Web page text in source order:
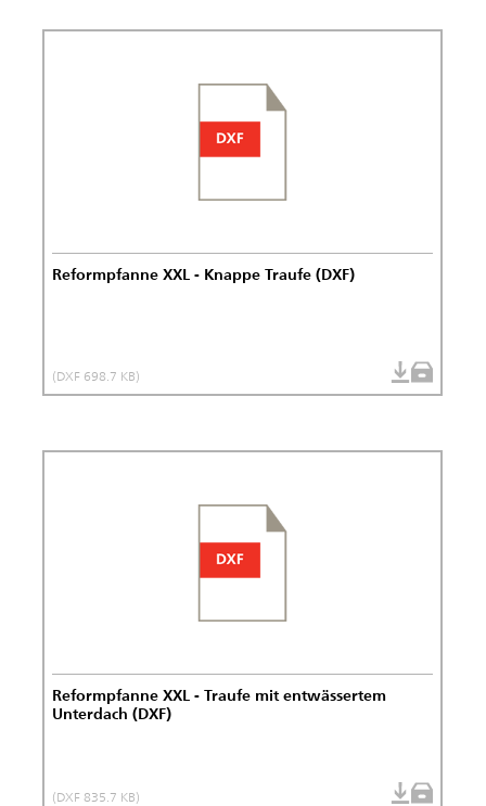
Reformpfanne XXL - Knappe Traufe (DXF)
(DXF 698.7 KB)
Reformpfanne XXL - Traufe mit entwässertem
Unterdach (DXF)
(DXF 835.7 KB)